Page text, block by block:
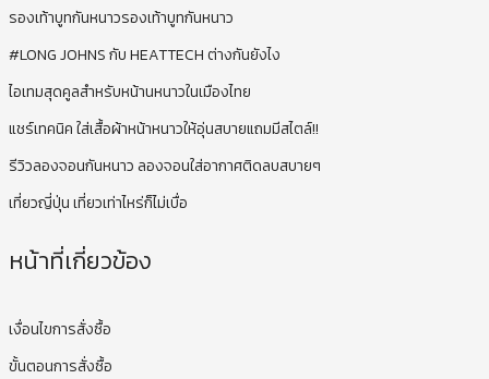
รองเท้าบูทกันหนาวรองเท้าบูทกันหนาว
#LONG JOHNS กับ HEATTECH ต่างกันยังไง
ไอเทมสุดคูลสำหรับหน้านหนาวในเมืองไทย
แชร์เทคนิค ใส่เสื้อผ้าหน้าหนาวให้อุ่นสบายแถมมีสไตล์!!
รีวิวลองจอนกันหนาว ลองจอนใส่อากาศติดลบสบายๆ
เที่ยวญี่ปุ่น เที่ยวเท่าไหร่ก็ไม่เบื่อ
หน้าที่เกี่ยวข้อง
เงื่อนไขการสั่งซื้อ
ขั้นตอนการสั่งซื้อ